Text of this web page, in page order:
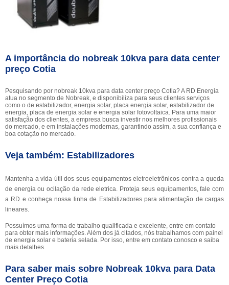
A importância do nobreak 10kva para data center
preço Cotia
Pesquisando por nobreak 10kva para data center preço Cotia? A RD Energia
atua no segmento de Nobreak, e disponibiliza para seus clientes serviços
como o de estabilizador, energia solar, placa energia solar, estabilizador de
energia, placa de energia solar e energia solar fotovoltaica. Para uma maior
satisfação dos clientes, a empresa busca investir nos melhores profissionais
do mercado, e em instalações modernas, garantindo assim, a sua confiança e
boa cotação no mercado.
Veja também: Estabilizadores
Mantenha a vida útil dos seus equipamentos eletroeletrônicos contra a queda
de energia ou ocilação da rede eletrica. Proteja seus equipamentos, fale com
a RD e conheça nossa linha de Estabilizadores para alimentação de cargas
lineares.
Possuímos uma forma de trabalho qualificada e excelente, entre em contato
para obter mais informações. Além dos já citados, nós trabalhamos com painel
de energia solar e bateria selada. Por isso, entre em contato conosco e saiba
mais detalhes.
Para saber mais sobre Nobreak 10kva para Data
Center Preço Cotia